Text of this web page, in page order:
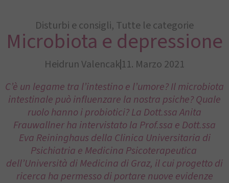
Disturbi e consigli, Tutte le categorie
Microbiota e depressione
Heidrun Valencak11. Marzo 2021
C’è un legame tra l’intestino e l’umore? Il microbiota
intestinale può influenzare la nostra psiche? Quale
ruolo hanno i probiotici? La Dott.ssa Anita
Frauwallner ha intervistato la Prof.ssa e Dott.ssa
Eva Reininghaus della Clinica Universitaria di
Psichiatria e Medicina Psicoterapeutica
dell’Università di Medicina di Graz, il cui progetto di
ricerca ha permesso di portare nuove evidenze